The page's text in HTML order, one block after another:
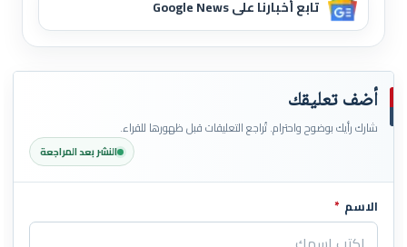
تابع أخبارنا على Google News
أضف تعليقك
شارك رأيك بوضوح واحترام. تُراجع التعليقات قبل ظهورها للقراء.
النشر بعد المراجعة
اترك هذا الحقل فارغاً
الاسم *